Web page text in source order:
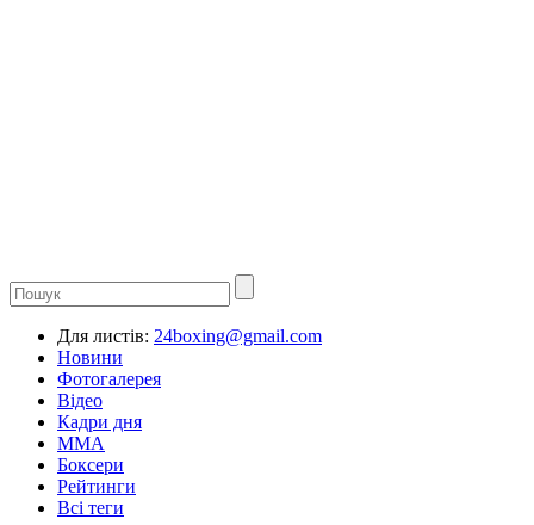
Для листів: 24boxing@gmail.com
Новини
Фотогалерея
Відео
Кадри дня
ММА
Боксери
Рейтинги
Всі теги